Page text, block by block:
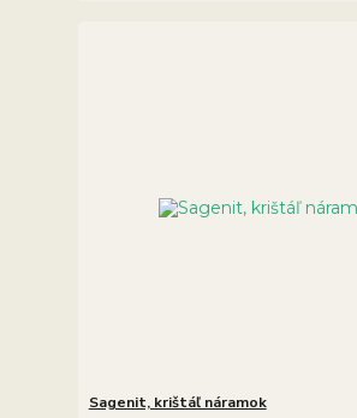
Sagenit, krištáľ náramok